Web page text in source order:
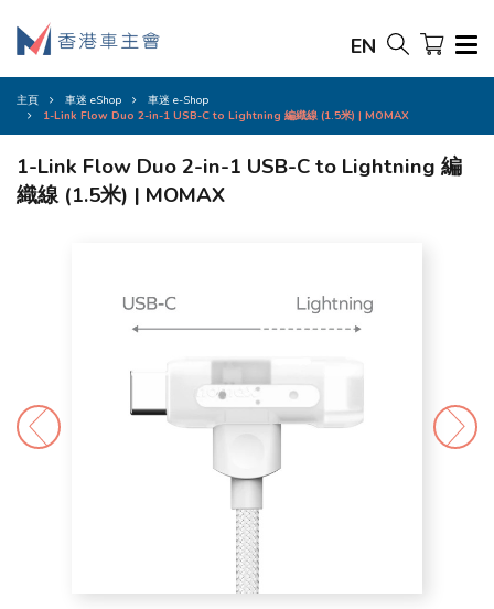
EN
主頁 車迷 eShop
車迷 e-Shop
1-Link Flow Duo 2-in-1 USB-C to Lightning 編織線 (1.5米) | MOMAX
1-Link Flow Duo 2-in-1 USB-C to Lightning 編
織線 (1.5米) | MOMAX